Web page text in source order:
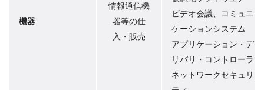
機器
情報通信機
器等の仕
入・販売
ビデオ会議、コミュニ
ケーションシステム
アプリケーション・デ
リバリ・コントローラ
ネットワークセキュリ